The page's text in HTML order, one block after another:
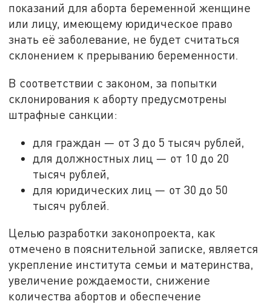
показаний для аборта беременной женщине
или лицу, имеющему юридическое право
знать её заболевание, не будет считаться
склонением к прерыванию беременности.
В соответствии с законом, за попытки
склонирования к аборту предусмотрены
штрафные санкции:
для граждан — от 3 до 5 тысяч рублей,
для должностных лиц — от 10 до 20
тысяч рублей,
для юридических лиц — от 30 до 50
тысяч рублей.
Целью разработки законопроекта, как
отмечено в пояснительной записке, является
укрепление института семьи и материнства,
увеличение рождаемости, снижение
количества абортов и обеспечение